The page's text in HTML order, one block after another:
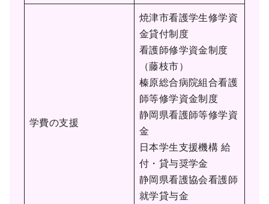
学費の支援
焼津市看護学生修学資
金貸付制度
看護師修学資金制度
（藤枝市）
榛原総合病院組合看護
師等修学資金制度
静岡県看護師等修学資
金
日本学生支援機構 給
付・貸与奨学金
静岡県看護協会看護師
就学貸与金